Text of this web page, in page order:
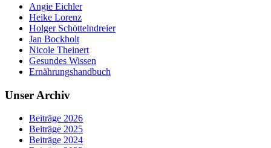
Angie Eichler
Heike Lorenz
Holger Schöttelndreier
Jan Bockholt
Nicole Theinert
Gesundes Wissen
Ernährungshandbuch
Unser Archiv
Beiträge 2026
Beiträge 2025
Beiträge 2024